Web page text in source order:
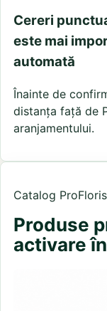
Cereri
este mai
automată
Înainte de
distanța față de
aranjamentului.
Catalog
Produse
activare